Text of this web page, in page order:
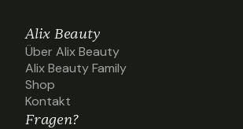
Alix Beauty
Über Alix Beauty
Über Alix Beauty
Alix Beauty Family
Alix Beauty Family
Shop
Shop
Kontakt
Kontakt
Fragen?